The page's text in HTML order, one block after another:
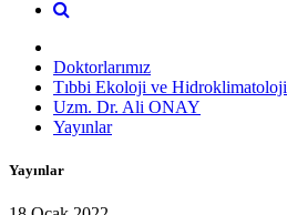
Doktorlarımız
Tıbbi Ekoloji ve Hidroklimatoloji
Uzm. Dr. Ali ONAY
Yayınlar
Yayınlar